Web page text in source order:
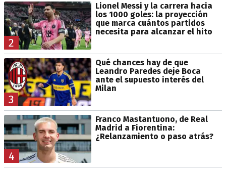
2
Lionel Messi y la carrera hacia
los 1000 goles: la proyección
que marca cuántos partidos
necesita para alcanzar el hito
3
Qué chances hay de que
Leandro Paredes deje Boca
ante el supuesto interés del
Milan
4
Franco Mastantuono, de Real
Madrid a Fiorentina:
¿Relanzamiento o paso atrás?